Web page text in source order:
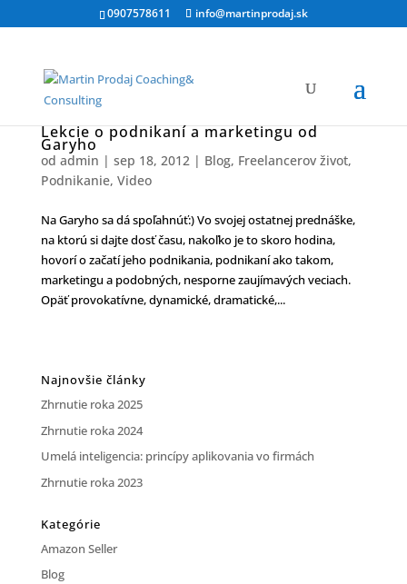
0907578611 info@martinprodaj.sk
Lekcie o podnikaní a marketingu od
Garyho
od admin | sep 18, 2012| Blog, Freelancerov život,
Podnikanie, Video
Na Garyho sa dá spoľahnúť:) Vo svojej ostatnej prednáške,
na ktorú si dajte dosť času, nakoľko je to skoro hodina,
hovorí o začatí jeho podnikania, podnikaní ako takom,
marketingu a podobných, nesporne zaujímavých veciach.
Opäť provokatívne, dynamické, dramatické,...
Najnovšie články
Zhrnutie roka 2025
Zhrnutie roka 2024
Umelá inteligencia: princípy aplikovania vo firmách
Zhrnutie roka 2023
Kategórie
Amazon Seller
Blog